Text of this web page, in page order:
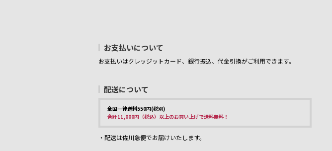
お支払いについて
お支払いはクレッジットカード、銀行振込、代金引換がご利用できます。
配送について
全国一律送料550円(税別)
合計11,000円（税込）以上のお買い上げで送料無料！
・配送は佐川急便でお届けいたします。